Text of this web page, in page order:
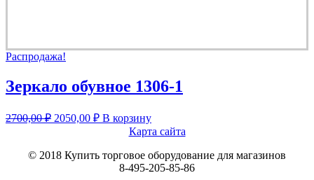
Распродажа!
Зеркало обувное 1306-1
2700,00₽ Первоначальная
2700,00 ₽.
2050,00 ₽Текущая
цена:
В корзину
Карта сайта
© 2018 Купить торговое оборудование для магазинов
8-495-205-85-86